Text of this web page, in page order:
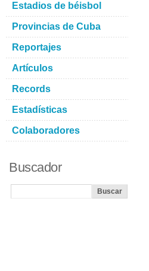
Estadios de béisbol
Provincias de Cuba
Reportajes
Artículos
Records
Estadísticas
Colaboradores
Buscador